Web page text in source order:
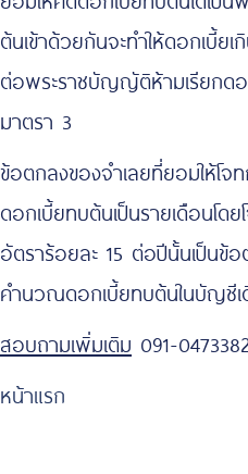
ต้นเข้าด้วยกันจะทำให้ดอกเบี้ย
ต่อพระราชบัญญัติห้ามเรียกด
มาตรา 3
ข้อตกลงของจำเลยที่ยอมให้โ
ดอกเบี้ยทบต้นเป็นรายเดือนโด
อัตราร้อยละ 15 ต่อปีนั้นเป็นข้
คำนวณดอกเบี้ยทบต้นในบัญชีเดิ
สอบถามเพิ่มเติม 091-
หน้าแรก